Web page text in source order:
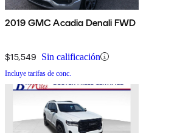
2019 GMC Acadia Denali FWD
$15,549 Sin calificación
Incluye tarifas de conc.